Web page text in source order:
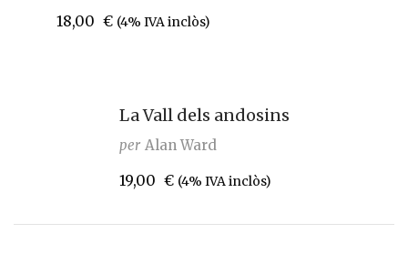
18,00 € (4% IVA inclòs)
La Vall dels andosins
per Alan Ward
19,00 € (4% IVA inclòs)